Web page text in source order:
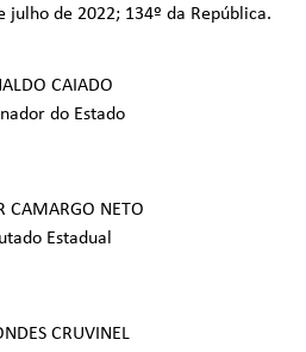
julho de 2022; 134º da República.
CAIADO
do Estado
CAMARGO NETO
Estadual
CRUVINEL